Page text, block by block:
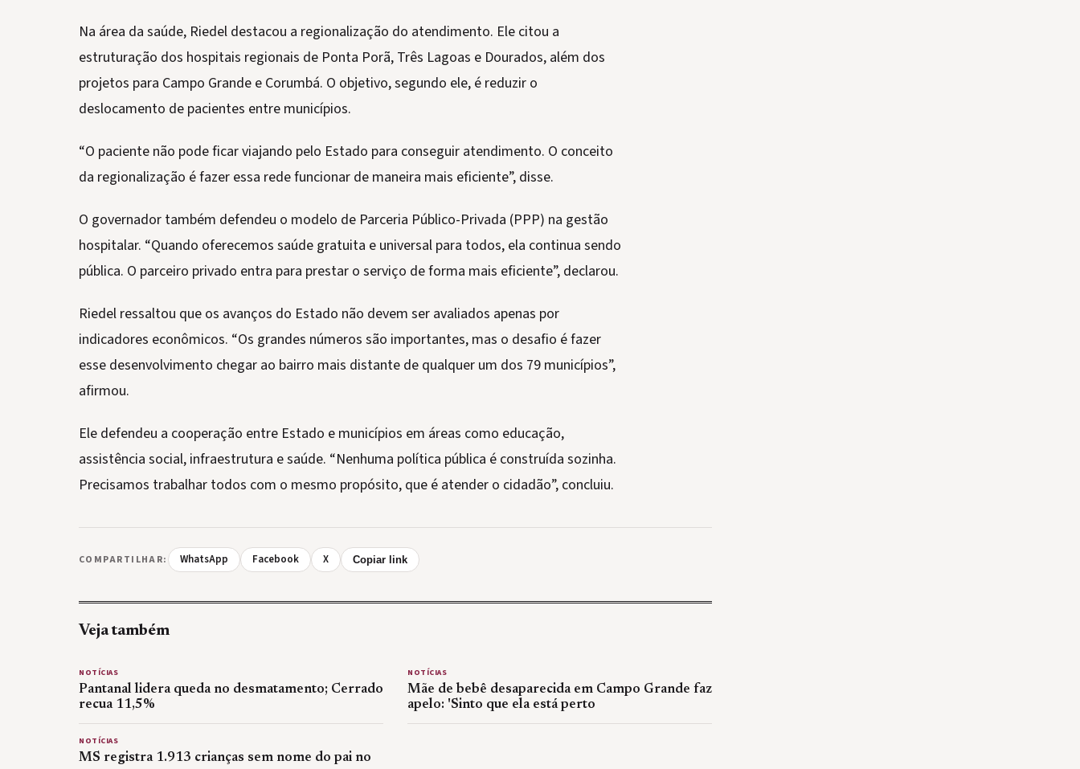
Na área da saúde, Riedel destacou a regionalização do atendimento. Ele citou a
estruturação dos hospitais regionais de Ponta Porã, Três Lagoas e Dourados, além dos
projetos para Campo Grande e Corumbá. O objetivo, segundo ele, é reduzir o
deslocamento de pacientes entre municípios.
“O paciente não pode ficar viajando pelo Estado para conseguir atendimento. O conceito
da regionalização é fazer essa rede funcionar de maneira mais eficiente”, disse.
O governador também defendeu o modelo de Parceria Público-Privada (PPP) na gestão
hospitalar. “Quando oferecemos saúde gratuita e universal para todos, ela continua sendo
pública. O parceiro privado entra para prestar o serviço de forma mais eficiente”, declarou.
Riedel ressaltou que os avanços do Estado não devem ser avaliados apenas por
indicadores econômicos. “Os grandes números são importantes, mas o desafio é fazer
esse desenvolvimento chegar ao bairro mais distante de qualquer um dos 79 municípios”,
afirmou.
Ele defendeu a cooperação entre Estado e municípios em áreas como educação,
assistência social, infraestrutura e saúde. “Nenhuma política pública é construída sozinha.
Precisamos trabalhar todos com o mesmo propósito, que é atender o cidadão”, concluiu.
COMPARTILHAR: WhatsApp Facebook X Copiar link
Veja também
NOTÍCIAS
Pantanal lidera queda no desmatamento; Cerrado
recua 11,5%
NOTÍCIAS
Mãe de bebê desaparecida em Campo Grande faz
apelo: 'Sinto que ela está perto
NOTÍCIAS
MS registra 1.913 crianças sem nome do pai no